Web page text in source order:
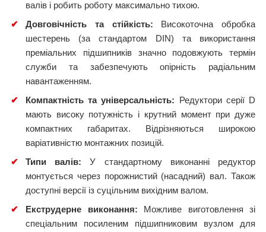
валів і робить роботу максимально тихою.
✔
Довговічність та стійкість: Високоточна обробка
шестерень (за стандартом DIN) та використання
преміальних підшипників значно подовжують термін
служби та забезпечують опірність радіальним
навантаженням.
✔
Компактність та універсальність: Редуктори серії D
мають високу потужність і крутний момент при дуже
компактних габаритах. Відрізняються широкою
варіативністю монтажних позицій.
✔
Типи валів: У стандартному виконанні редуктор
монтується через порожнистий (насадний) вал. Також
доступні версії із суцільним вихідним валом.
✔
Екструдерне виконання: Можливе виготовлення зі
спеціальним посиленим підшипниковим вузлом для